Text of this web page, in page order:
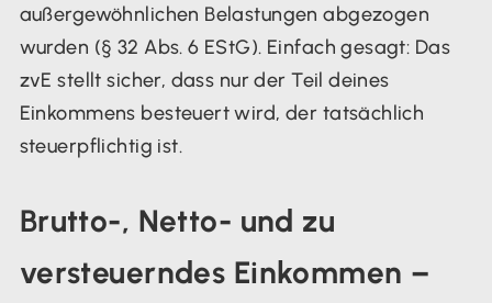
außergewöhnlichen Belastungen abgezogen
wurden (§ 32 Abs. 6 EStG). Einfach gesagt: Das
zvE stellt sicher, dass nur der Teil deines
Einkommens besteuert wird, der tatsächlich
steuerpflichtig ist.
Brutto-, Netto- und zu
versteuerndes Einkommen –